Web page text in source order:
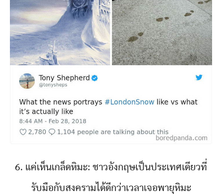
6. แค่เห็นเกล็ดหิมะ: ชาวอังกฤษเป็นประเทศเดียวที่
รับมือกับสงครามได้ดีกว่าเวลาเจอพายุหิมะ